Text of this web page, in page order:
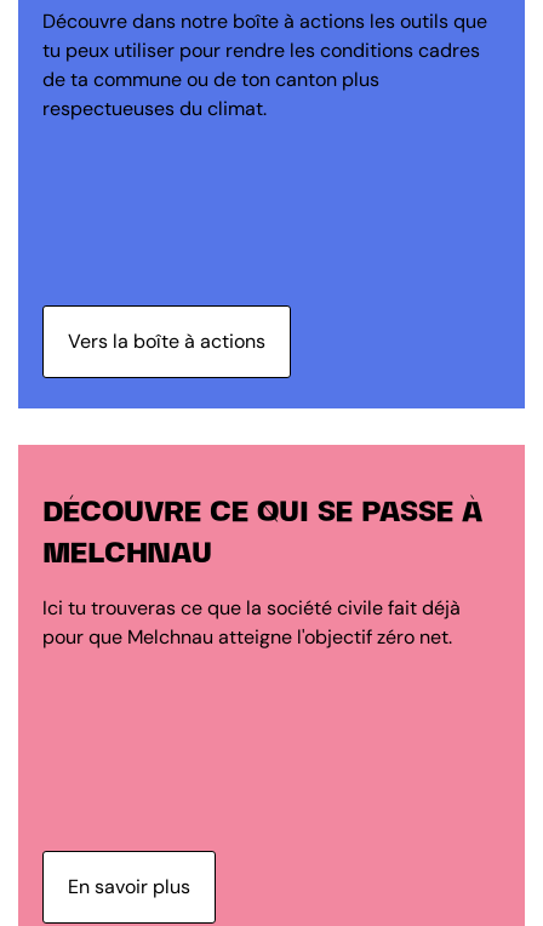
Découvre dans notre boîte à actions les outils que
tu peux utiliser pour rendre les conditions cadres
de ta commune ou de ton canton plus
respectueuses du climat.
Vers la boîte à actions
DÉCOUVRE CE QUI SE PASSE À
MELCHNAU
Ici tu trouveras ce que la société civile fait déjà
pour que Melchnau atteigne l'objectif zéro net.
En savoir plus